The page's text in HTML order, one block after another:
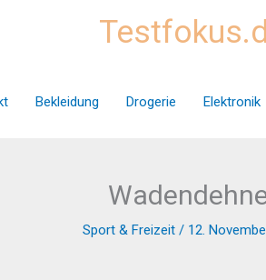
Bekleidung Drogerie Elektronik
Sport & Freizeit/ 12.